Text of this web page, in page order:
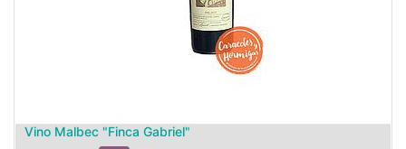
Vino Malbec "Finca Gabriel"